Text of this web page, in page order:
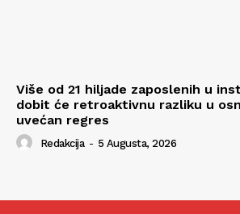
Više od 21 hiljade zaposlenih u
dobit će retroaktivnu razliku u
uvećan regres
Redakcija - 5 Augusta, 2026